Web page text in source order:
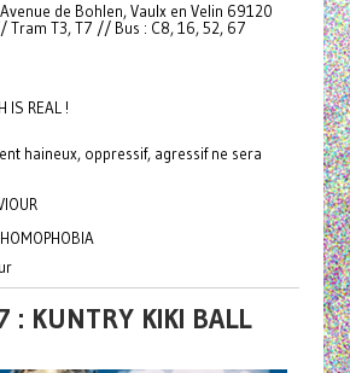
Avenue de Bohlen, Vaulx en Velin 69120
Tram T3, T7 // Bus : C8, 16, 52, 67
IS REAL !
haineux, oppressif, agressif ne sera
: KUNTRY KIKI BALL